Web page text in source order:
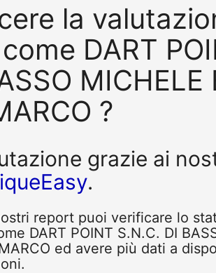
la
DART
MICHELE
?
grazie ai
.
report puoi verificare lo
DART POINT S.N.C. DI
ed avere più dati a